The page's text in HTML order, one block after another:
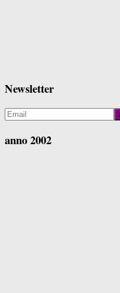
Newsletter
anno 2002